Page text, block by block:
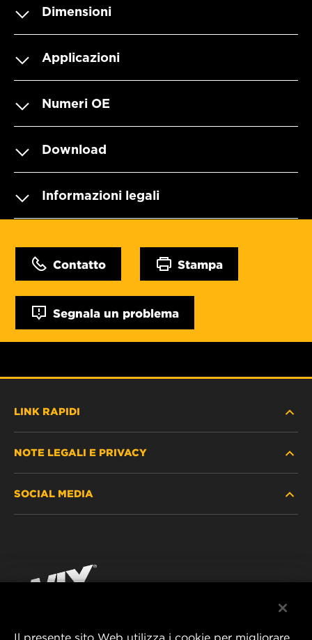
Dimensioni
Applicazioni
Numeri OE
Download
Informazioni legali
Contatto Stampa
Segnala un problema
LINK RAPIDI
DOVE ACQUISTARE
CONTATTACI
NOTE LEGALI E PRIVACY
IMPRESSUM
SOCIAL MEDIA
YouTube
Il presente sito Web utilizza i cookie per migliorare